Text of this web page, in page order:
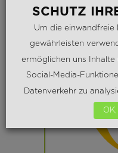
SCHUTZ
Um die einwandfreie
gewährleisten
ermöglichen uns Inhalte
Social-Media-
Datenverkehr zu